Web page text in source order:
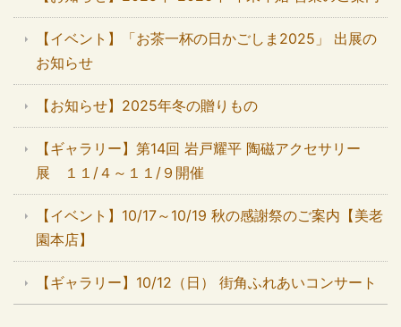
【イベント】「お茶一杯の日かごしま2025」 出展の
お知らせ
【お知らせ】2025年冬の贈りもの
【ギャラリー】第14回 岩戸耀平 陶磁アクセサリー
展 １１/４～１１/９開催
【イベント】10/17～10/19 秋の感謝祭のご案内【美老
園本店】
【ギャラリー】10/12（日） 街角ふれあいコンサート